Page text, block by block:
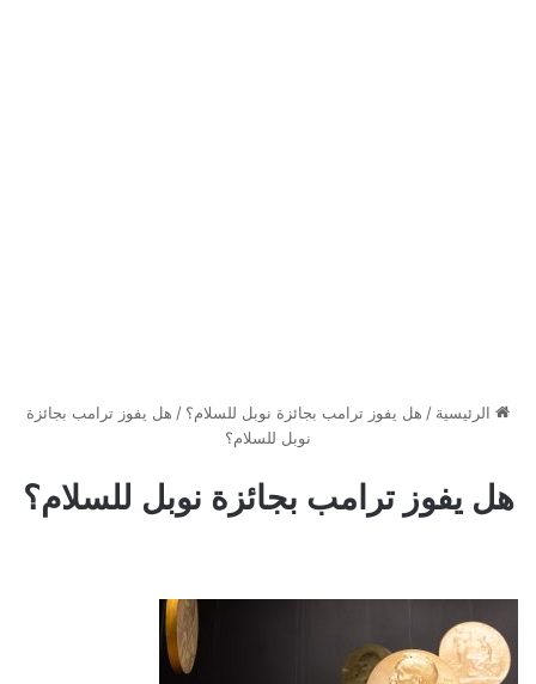
الرئيسية / هل يفوز ترامب بجائزة نوبل للسلام؟ / هل يفوز ترامب بجائزة
نوبل للسلام؟
هل يفوز ترامب بجائزة نوبل للسلام؟